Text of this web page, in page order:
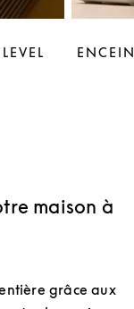
maison à
grâce aux